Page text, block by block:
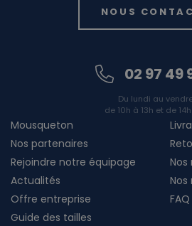
NOUS
02 97 49
Du lundi au
de 10h à 13h et de 14h
Mousqueton
Nos partenaires
Rejoindre notre équipage
Actualités
Offre entreprise
Nos
Nos
FAQ
Guide des tailles